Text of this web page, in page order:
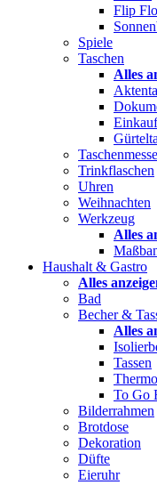
Flip
Spiele
Taschen
Alles
Trinkflaschen
Uhren
Weihnachten
Werkzeug
Alles
Haushalt & Gastro
Alles
Bad
Becher &
Alles
Tassen
To Go
Bilderrahmen
Brotdose
Dekoration
Düfte
Eieruhr